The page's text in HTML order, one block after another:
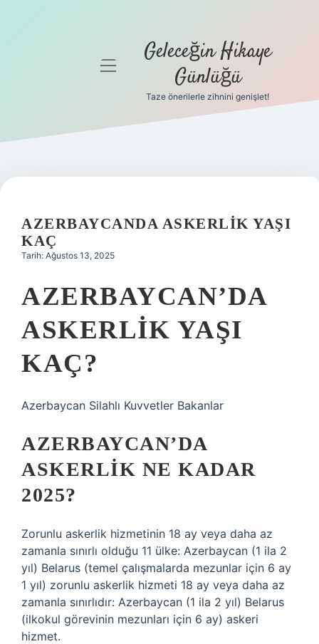
Gizlilik
Hakkımızda
menüyü Geleceğin Hikaye
Günlüğü
Taze önerilerle zihnini genişlet!
AZERBAYCANDA ASKERLIK YAŞI
KAÇ
Tarih: Ağustos 13, 2025
AZERBAYCAN’DA
ASKERLIK YAŞI
KAÇ?
Azerbaycan Silahlı Kuvvetler Bakanlar
AZERBAYCAN’DA
ASKERLIK NE KADAR
2025?
Zorunlu askerlik hizmetinin 18 ay veya daha az
zamanla sınırlı olduğu 11 ülke: Azerbaycan (1 ila 2
yıl) Belarus (temel çalışmalarda mezunlar için 6 ay
1 yıl) zorunlu askerlik hizmeti 18 ay veya daha az
zamanla sınırlıdır: Azerbaycan (1 ila 2 yıl) Belarus
(ilkokul görevinin mezunları için 6 ay) askeri
hizmet.